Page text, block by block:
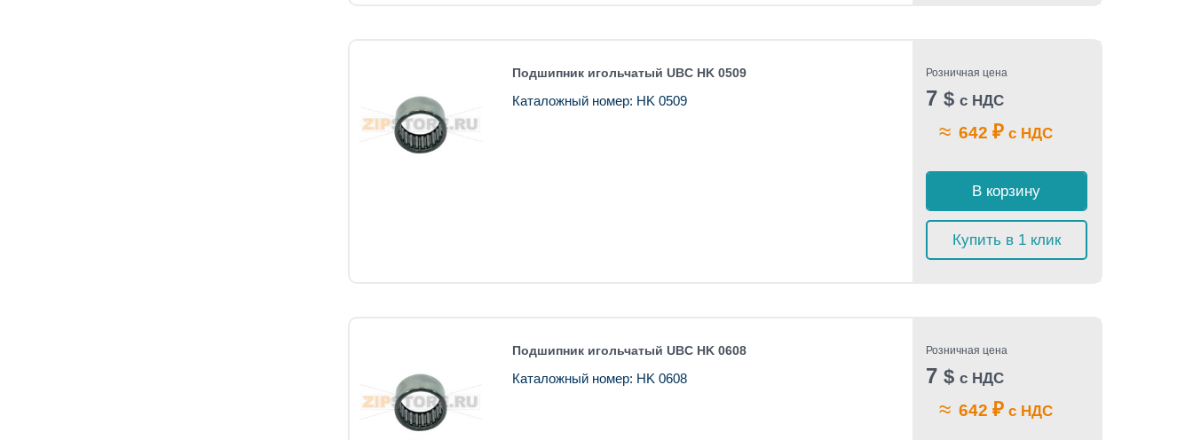
Подшипник игольчатый UBC HK 0509
Каталожный номер: HK 0509
Розничная цена
7 $ с НДС
≈ 642 ₽с НДС
В корзину
Купить в 1 клик
Подшипник игольчатый UBC HK 0608
Каталожный номер: HK 0608
Розничная цена
7 $ с НДС
≈ 642 ₽с НДС